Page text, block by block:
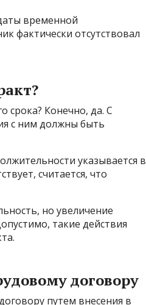
временной
фактически отсутствовал
срока? Конечно, да. С
с ним должны быть
указывается в
считается, что
но увеличение
такие действия
договору
путем внесения в